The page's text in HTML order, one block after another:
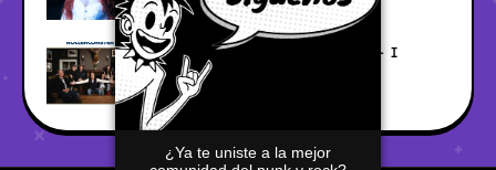
¿Ya te uniste a la mejor
Good Vibes Rollercoaster - I
Don't Care
Ely August 05, 2026